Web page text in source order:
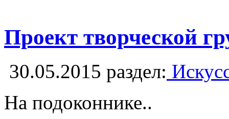
Проект творческой
30.05.2015 раздел:
На подоконнике..